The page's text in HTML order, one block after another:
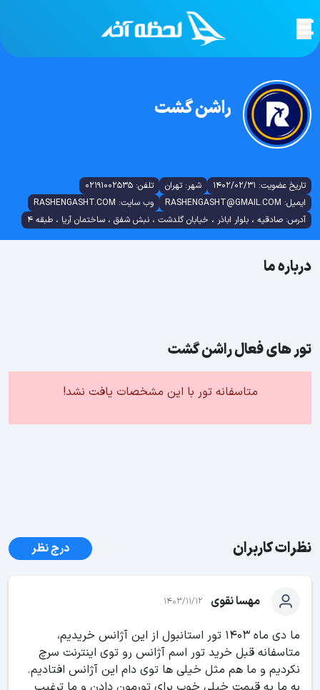
راشن گشت
تاریخ عضویت: 1402/02/31 شهر: تهران
تلفن: 02191002535
ایمیل: RASHENGASHT@GMAIL.COM
وب سایت: RASHENGASHT.COM
آدرس: صادقیه ، بلوار اباذر ، خیابان گلدشت ، نبش شفق ، ساختمان آریا ، طبقه ۴
درباره ما
تور های فعال راشن گشت
متاسفانه تور با این مشخصات یافت نشد!
نظرات کاربران درج نظر
مهسا نقوی 1403/11/12
ما دی ماه ۱۴۰۳ تور استانبول از این آژانس خریدیم،
متاسفانه قبل خرید تور اسم آژانس رو توی اینترنت سرچ
نکردیم و ما هم مثل خیلی ها توی دام این آژانس افتادیم.